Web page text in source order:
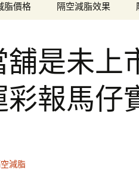
脂價格 隔空減脂效果
舖是未上
彩報馬仔
減脂